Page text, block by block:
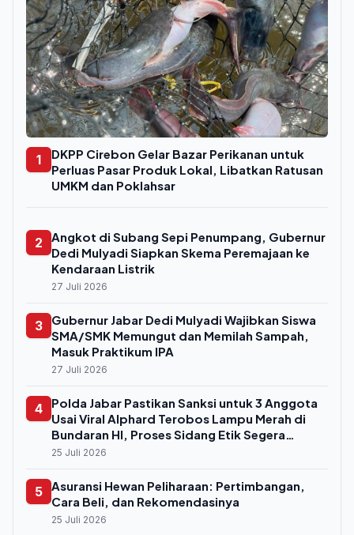
1
DKPP Cirebon Gelar Bazar Perikanan untuk
Perluas Pasar Produk Lokal, Libatkan Ratusan
UMKM dan Poklahsar
2
Angkot di Subang Sepi Penumpang, Gubernur
Dedi Mulyadi Siapkan Skema Peremajaan ke
Kendaraan Listrik
27 Juli 2026
3
Gubernur Jabar Dedi Mulyadi Wajibkan Siswa
SMA/SMK Memungut dan Memilah Sampah,
Masuk Praktikum IPA
27 Juli 2026
4
Polda Jabar Pastikan Sanksi untuk 3 Anggota
Usai Viral Alphard Terobos Lampu Merah di
Bundaran HI, Proses Sidang Etik Segera
Digelar
25 Juli 2026
5 Asuransi Hewan Peliharaan: Pertimbangan,
Cara Beli, dan Rekomendasinya
25 Juli 2026